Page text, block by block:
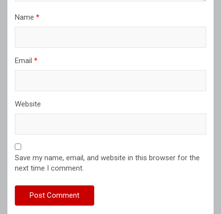
Name *
Email *
Website
Save my name, email, and website in this browser for the
next time I comment.